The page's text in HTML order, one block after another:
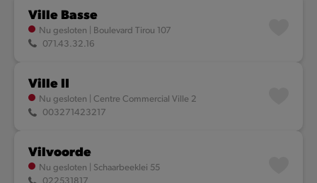
Ville Basse
Nu gesloten
Boulevard Tirou 107
071.43.32.16
Ville II
Nu gesloten
Centre Commercial Ville 2
003271423217
Vilvoorde
Nu gesloten
Schaarbeeklei 55
022531817